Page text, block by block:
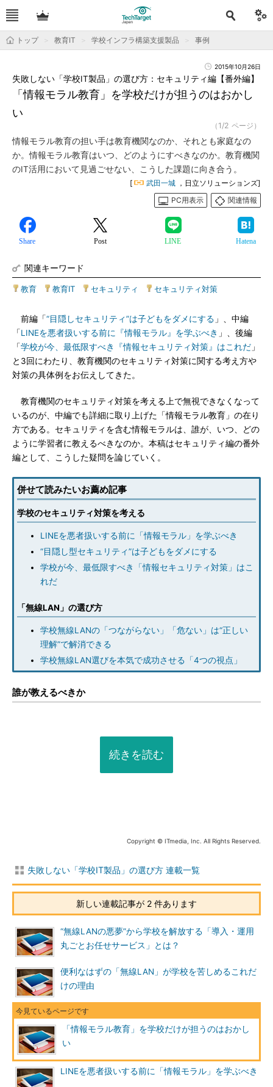
トップ 教育IT 学校インフラ構築支援製品 事例
2015年10月26日
「情報モラル教育」を学校だけが担うのはおかし
い
失敗しない「学校IT製品」の選び方：セキュリティ編【番外編】
（1/2 ページ）
情報モラル教育の担い手は教育機関なのか、それとも家庭なの
か。情報モラル教育はいつ、どのようにすべきなのか。教育機関
のIT活用において見過ごせない、こうした課題に向き合う。
[ 武田一城 ，日立ソリューションズ]
PC用表示
関連情報
Share Post LINE Hatena
関連キーワード
教育 教育IT セキュリティ セキュリティ対策
前編「“目隠しセキュリティ”は子どもをダメにする 」、中編
「LINEを悪者扱いする前に『情報モラル』を学ぶべき 」、後編
「学校が今、最低限すべき『情報セキュリティ対策』はこれだ 」
と3回にわたり、教育機関のセキュリティ対策に関する考え方や
対策の具体例をお伝えしてきた。
教育機関のセキュリティ対策を考える上で無視できなくなって
いるのが、中編でも詳細に取り上げた「情報モラル教育」の在り
方である。セキュリティを含む情報モラルは、誰が、いつ、どの
ように学習者に教えるべきなのか。本稿はセキュリティ編の番外
編として、こうした疑問を論じていく。
併せて読みたいお薦め記事
学校のセキュリティ対策を考える
LINEを悪者扱いする前に「情報モラル」を学ぶべき
“目隠し型セキュリティ”は子どもをダメにする
学校が今、最低限すべき「情報セキュリティ対策」はこ
れだ
「無線LAN」の選び方
学校無線LANの「つながらない」「危ない」は“正しい
理解”で解消できる
学校無線LAN選びを本気で成功させる「4つの視点」
誰が教えるべきか
続きを読む
Copyright © ITmedia, Inc. All Rights Reserved.
失敗しない「学校IT製品」の選び方 連載一覧
新しい連載記事が 2 件あります
“無線LANの悪夢”から学校を解放する「導入・運用
丸ごとお任せサービス」とは？
便利なはずの「無線LAN」が学校を苦しめるこれだ
けの理由
「情報モラル教育」を学校だけが担うのはおかし
い
LINEを悪者扱いする前に「情報モラル」を学ぶべき